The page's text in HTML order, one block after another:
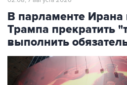
В парламенте Ирана
Трампа прекратить
выполнить